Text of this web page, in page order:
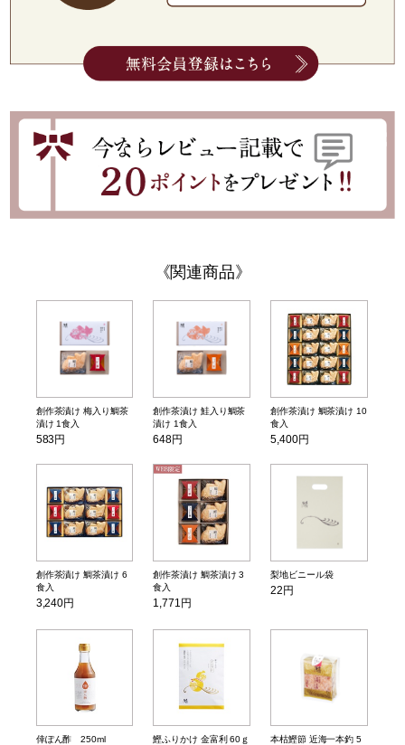
関連商品
創作茶漬け 梅入り鯛茶
漬け 1食入
583円
創作茶漬け 鮭入り鯛茶
漬け 1食入
648円
創作茶漬け 鯛茶漬け 10
食入
5,400円
創作茶漬け 鯛茶漬け 6
食入
3,240円
創作茶漬け 鯛茶漬け 3
食入
1,771円
梨地ビニール袋
22円
倖ぽん酢 250ml 鰹ふりかけ 金富利 60ｇ
本枯鰹節 近海一本釣 5